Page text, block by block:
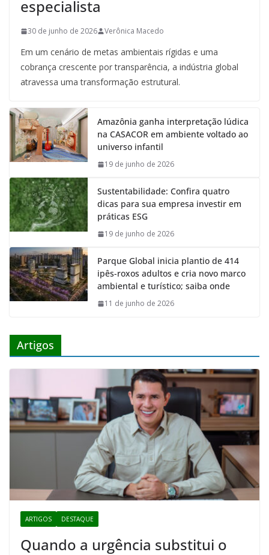
especialista
30 de junho de 2026 Verônica Macedo
Em um cenário de metas ambientais rígidas e uma
cobrança crescente por transparência, a indústria global
atravessa uma transformação estrutural.
Amazônia ganha interpretação lúdica
na CASACOR em ambiente voltado ao
universo infantil
19 de junho de 2026
Sustentabilidade: Confira quatro
dicas para sua empresa investir em
práticas ESG
19 de junho de 2026
Parque Global inicia plantio de 414
ipês-roxos adultos e cria novo marco
ambiental e turístico; saiba onde
11 de junho de 2026
Artigos
ARTIGOS DESTAQUE
Quando a urgência substitui o